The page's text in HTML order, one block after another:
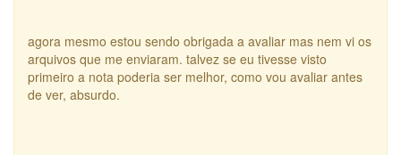
agora mesmo estou sendo obrigada a avaliar mas nem vi os
arquivos que me enviaram. talvez se eu tivesse visto
primeiro a nota poderia ser melhor, como vou avaliar antes
de ver, absurdo.